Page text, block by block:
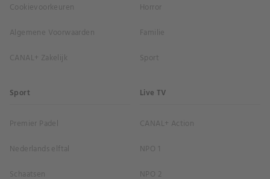
Cookievoorkeuren
Algemene Voorwaarden
CANAL+ Zakelijk
Horror
Familie
Sport
Sport
Premier Padel
Nederlands elftal
Schaatsen
Live TV
CANAL+ Action
NPO 1
NPO 2